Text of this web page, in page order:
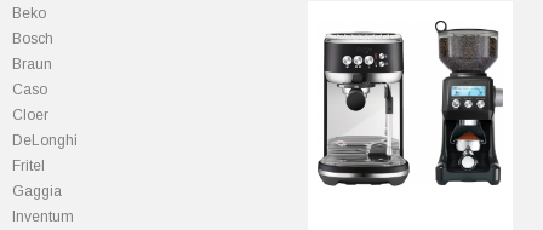
Beko
Bosch
Braun
Caso
Cloer
DeLonghi
Fritel
Gaggia
Inventum